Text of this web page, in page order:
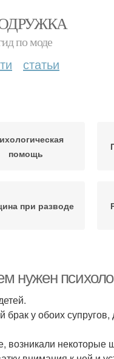
по моде
статьи
помощь
при разводе
нужен
брак у обоих
некоторые